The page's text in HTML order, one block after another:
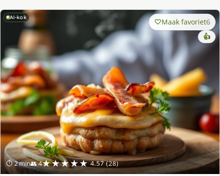
AI-kok
⏱ 2 min👥 4★★★★★ 4.57 (28)
Maak favoriet6
👍